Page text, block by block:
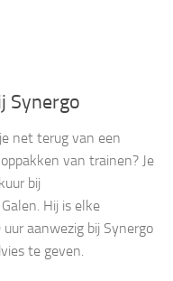
Synergo
net terug van een
van trainen? Je
bij
Hij is elke
aanwezig bij Synergo
te geven.